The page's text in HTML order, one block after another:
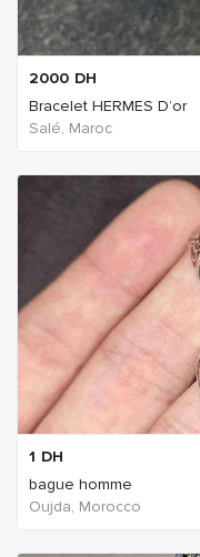
2000 DH
Bracelet HERMES D’or
Salé, Maroc
1 DH
bague homme
Oujda, Morocco